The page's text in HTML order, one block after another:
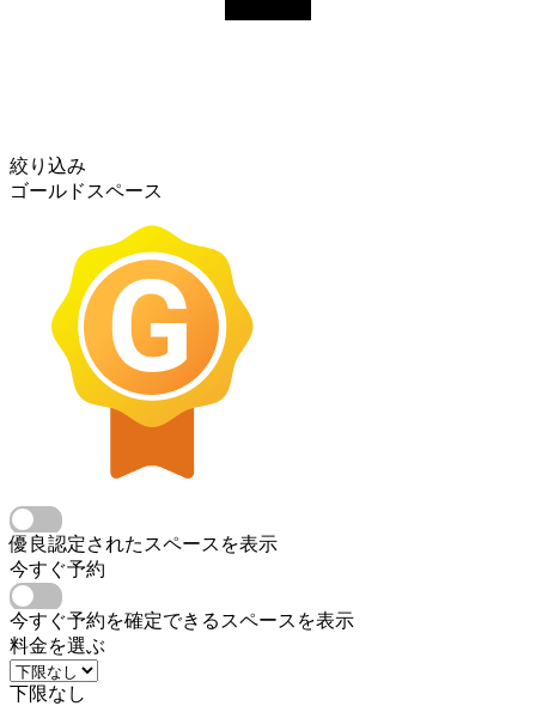
絞り込み
ゴールドスペース
優良認定されたスペースを表示
今すぐ予約
今すぐ予約を確定できるスペースを表示
料金を選ぶ
下限なし